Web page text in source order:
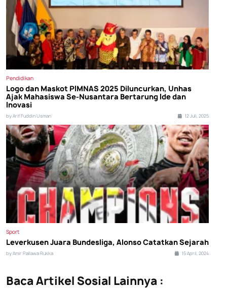
Pendidikan
Logo dan Maskot PIMNAS 2025 Diluncurkan, Unhas
Ajak Mahasiswa Se-Nusantara Bertarung Ide dan
Inovasi
by Arif Fuddin Usman 12 Juli, 2025
Sport
Leverkusen Juara Bundesliga, Alonso Catatkan Sejarah
by Amir Pallawa Rukka 15 April, 2024
Baca Artikel Sosial Lainnya :